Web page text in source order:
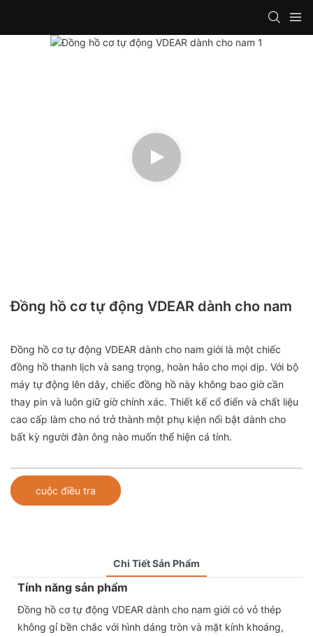
Đồng hồ cơ tự động VDEAR dành cho nam
Đồng hồ cơ tự động VDEAR dành cho nam giới là một chiếc
đồng hồ thanh lịch và sang trọng, hoàn hảo cho mọi dịp. Với bộ
máy tự động lên dây, chiếc đồng hồ này không bao giờ cần
thay pin và luôn giữ giờ chính xác. Thiết kế cổ điển và chất liệu
cao cấp làm cho nó trở thành một phụ kiện nổi bật dành cho
bất kỳ người đàn ông nào muốn thể hiện cá tính.
cuộc điều tra
Chi Tiết Sản Phẩm
Tính năng sản phẩm
Đồng hồ cơ tự động VDEAR dành cho nam giới có vỏ thép
không gỉ bền chắc với hình dáng tròn và mặt kính khoáng,